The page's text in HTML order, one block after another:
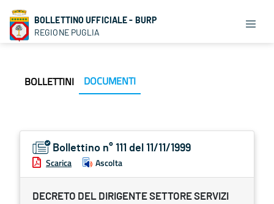
BOLLETTINO UFFICIALE - BURP
REGIONE PUGLIA
BOLLETTINI DOCUMENTI
Bollettino n° 111 del 11/11/1999
Scarica Ascolta
DECRETO DEL DIRIGENTE SETTORE SERVIZI